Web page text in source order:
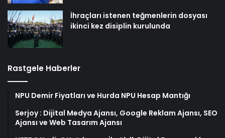
İhraçları istenen teğmenlerin dosyası
ikinci kez disiplin kurulunda
Rastgele Haberler
NPU Demir Fiyatları ve Hurda NPU Hesap Mantığı
Serjoy : Dijital Medya Ajansı, Google Reklam Ajansı, SEO
Ajansı ve Web Tasarım Ajansı